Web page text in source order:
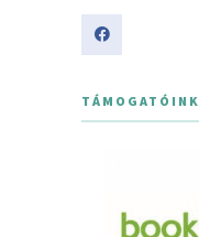
TÁMOGATÓINK